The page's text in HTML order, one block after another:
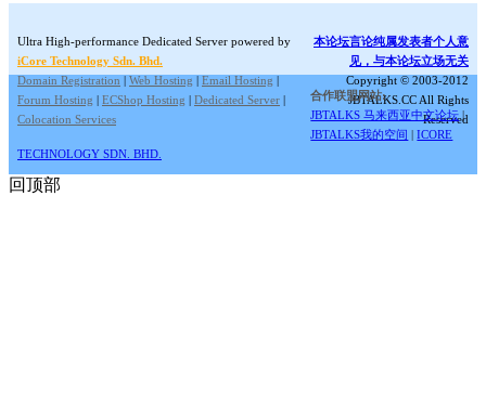
Ultra High-performance Dedicated Server powered by
iCore Technology Sdn. Bhd.
Domain Registration | Web Hosting | Email Hosting |
Forum Hosting | ECShop Hosting | Dedicated Server |
Colocation Services
本论坛言论纯属发表者个人意
见，与本论坛立场无关
Copyright © 2003-2012
JBTALKS.CC All Rights
Reserved
合作联盟网站:
JBTALKS 马来西亚中文论坛 |
JBTALKS我的空间 |ICORE
TECHNOLOGY SDN. BHD.
回顶部